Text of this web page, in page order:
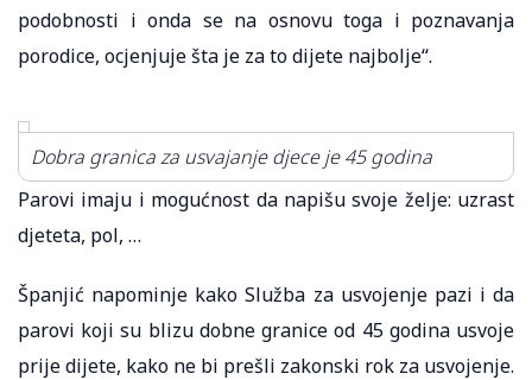
podobnosti i onda se na osnovu toga i poznavanja
porodice, ocjenjuje šta je za to dijete najbolje“.
Dobra granica za usvajanje djece je 45 godina
Parovi imaju i mogućnost da napišu svoje želje: uzrast
djeteta, pol, …
Španjić napominje kako Služba za usvojenje pazi i da
parovi koji su blizu dobne granice od 45 godina usvoje
prije dijete, kako ne bi prešli zakonski rok za usvojenje.